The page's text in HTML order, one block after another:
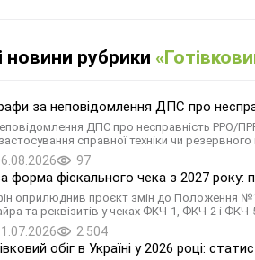
новини рубрики
за неповідомлення ДПС про
ДПС про несправність РРО/
справної техніки чи
97
форма фіскального чека з 2027 року:
оприлюднив проєкт змін до Положення
та реквізитів у чеках ФКЧ-1, ФКЧ-2 і
2 504
обіг в Україні у 2026 році: